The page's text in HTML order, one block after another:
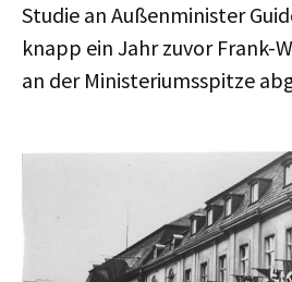
Studie an Außenminister
knapp ein Jahr zuvor Frank-
an der Ministeriumsspitze